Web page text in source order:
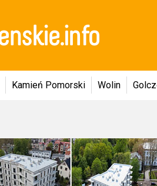
Kamień Pomorski Wolin